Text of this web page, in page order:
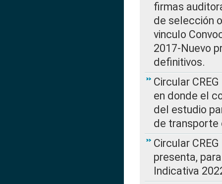
firmas
de selección
vinculo
2017-Nuevo
definitivos.
Circular
en donde el
del estudio
de transporte
Circular
presenta,
Indicativa